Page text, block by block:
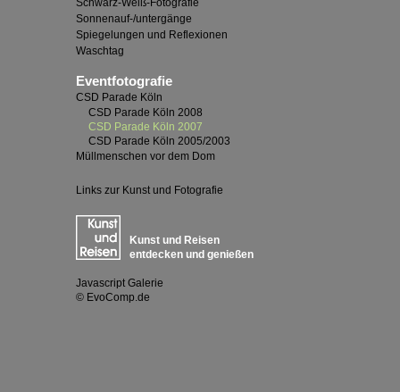
Schwarz-Weiß-Fotografie
Sonnenauf-/untergänge
Spiegelungen und Reflexionen
Waschtag
Eventfotografie
CSD Parade Köln
CSD Parade Köln 2008
CSD Parade Köln 2007
CSD Parade Köln 2005/2003
Müllmenschen vor dem Dom
Links zur Kunst und Fotografie
Kunst und Reisen
entdecken und genießen
Javascript Galerie
© EvoComp.de